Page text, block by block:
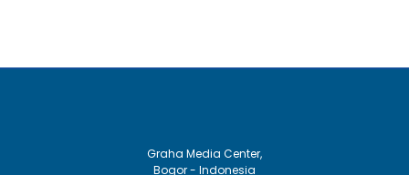
Graha Media Center,
Bogor - Indonesia